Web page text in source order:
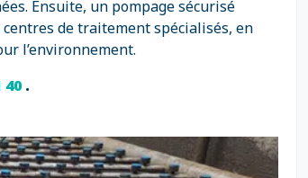
Ensuite, un pompage sécurisé
de traitement spécialisés, en
l’environnement.
40.